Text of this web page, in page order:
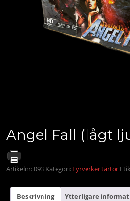
Angel Fall (lågt
Artikelnr:093 Kategori: Fyrverkeritårtor
Beskrivning Ytterligare